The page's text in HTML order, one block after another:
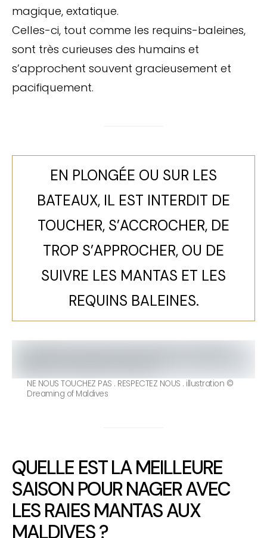
magique, extatique.
Celles-ci, tout comme les requins-baleines,
sont très curieuses des humains et
s’approchent souvent gracieusement et
pacifiquement.
EN PLONGÉE OU SUR LES
BATEAUX, IL EST INTERDIT DE
TOUCHER, S’ACCROCHER, DE
TROP S’APPROCHER, OU DE
SUIVRE LES MANTAS ET LES
REQUINS BALEINES.
NE NOUS TOUCHEZ PAS . RESPECTEZ NOUS . illustration ©
Dreaming of Maldives
QUELLE EST LA MEILLEURE
SAISON POUR NAGER AVEC
LES RAIES MANTAS AUX
MALDIVES ?